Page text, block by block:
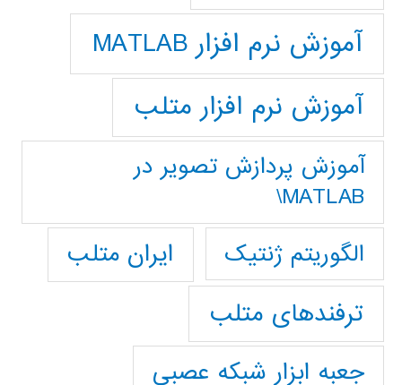
آموزش نرم افزار MATLAB
آموزش نرم افزار متلب
آموزش پردازش تصوير در
MATLAB\
الگوریتم ژنتیک
ایران متلب
ترفندهای متلب
جعبه ابزار شبکه عصبی